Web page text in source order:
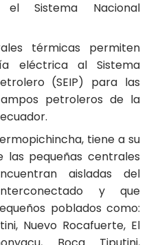
el Sistema Nacional
térmicas permiten
eléctrica al Sistema
(SEIP) para las
petroleros de la
tiene a su
pequeñas centrales
aisladas del
y que
poblados como:
Nuevo Rocafuerte, El